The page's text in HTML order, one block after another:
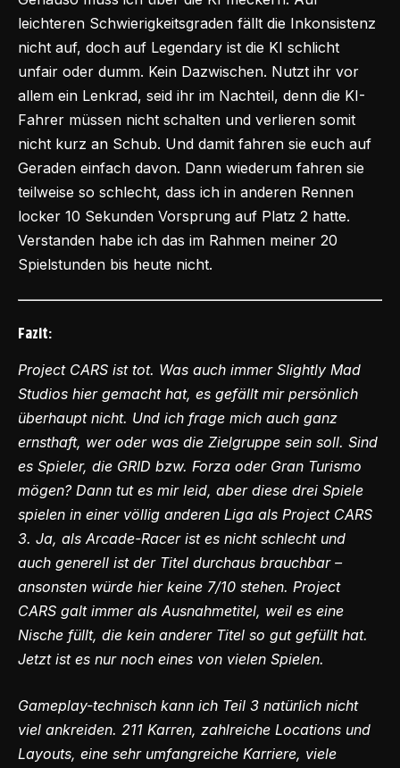
leichteren Schwierigkeitsgraden fällt die Inkonsistenz
nicht auf, doch auf Legendary ist die KI schlicht
unfair oder dumm. Kein Dazwischen. Nutzt ihr vor
allem ein Lenkrad, seid ihr im Nachteil, denn die KI-
Fahrer müssen nicht schalten und verlieren somit
nicht kurz an Schub. Und damit fahren sie euch auf
Geraden einfach davon. Dann wiederum fahren sie
teilweise so schlecht, dass ich in anderen Rennen
locker 10 Sekunden Vorsprung auf Platz 2 hatte.
Verstanden habe ich das im Rahmen meiner 20
Spielstunden bis heute nicht.
Fazit:
Project CARS ist tot. Was auch immer Slightly Mad
Studios hier gemacht hat, es gefällt mir persönlich
überhaupt nicht. Und ich frage mich auch ganz
ernsthaft, wer oder was die Zielgruppe sein soll. Sind
es Spieler, die GRID bzw. Forza oder Gran Turismo
mögen? Dann tut es mir leid, aber diese drei Spiele
spielen in einer völlig anderen Liga als Project CARS
3. Ja, als Arcade-Racer ist es nicht schlecht und
auch generell ist der Titel durchaus brauchbar –
ansonsten würde hier keine 7/10 stehen. Project
CARS galt immer als Ausnahmetitel, weil es eine
Nische füllt, die kein anderer Titel so gut gefüllt hat.
Jetzt ist es nur noch eines von vielen Spielen.
Gameplay-technisch kann ich Teil 3 natürlich nicht
viel ankreiden. 211 Karren, zahlreiche Locations und
Layouts, eine sehr umfangreiche Karriere, viele